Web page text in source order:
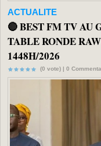
ACTUALITE
🔴 BEST FM TV AU
TABLE RONDE
1448H/2026
(0 vote) | 0